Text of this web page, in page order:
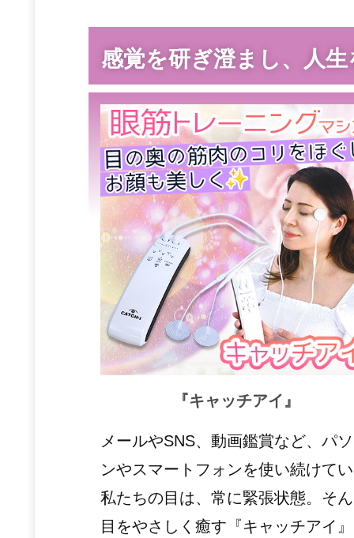
感覚を研ぎ澄まし、人
『キャッチアイ』
メールやSNS、動画鑑賞など、パ
ンやスマートフォンを使い続けて
私たちの目は、常に緊張状態。そ
目をやさしく癒す『キャッチアイ』